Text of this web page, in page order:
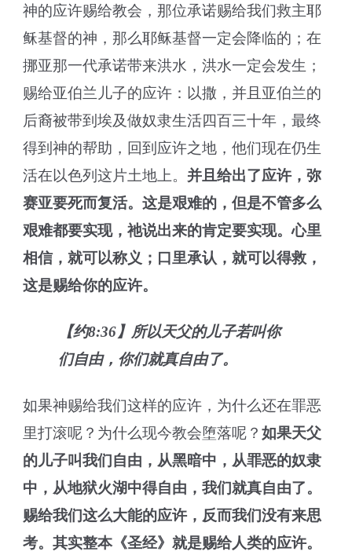
神的应许赐给教会，那位承诺赐给我们救主耶
稣基督的神，那么耶稣基督一定会降临的；在
挪亚那一代承诺带来洪水，洪水一定会发生；
赐给亚伯兰儿子的应许：以撒，并且亚伯兰的
后裔被带到埃及做奴隶生活四百三十年，最终
得到神的帮助，回到应许之地，他们现在仍生
活在以色列这片土地上。 并且给出了应许，弥
赛亚要死而复活。这是艰难的，但是不管多么
艰难都要实现，祂说出来的肯定要实现。心里
相信，就可以称义；口里承认，就可以得救，
这是赐给你的应许。
【约8:36】所以天父的儿子若叫你
们自由，你们就真自由了。
如果神赐给我们这样的应许，为什么还在罪恶
里打滚呢？为什么现今教会堕落呢？如果天父
的儿子叫我们自由，从黑暗中，从罪恶的奴隶
中，从地狱火湖中得自由，我们就真自由了。
赐给我们这么大能的应许，反而我们没有来思
考。其实整本《圣经》就是赐给人类的应许。